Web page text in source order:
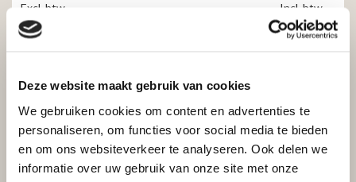
Deze website maakt gebruik van cookies
We gebruiken cookies om content en advertenties te
personaliseren, om functies voor social media te bieden
en om ons websiteverkeer te analyseren. Ook delen we
informatie over uw gebruik van onze site met onze
Incl. btw
€47,00
Excl. btw
€38,84